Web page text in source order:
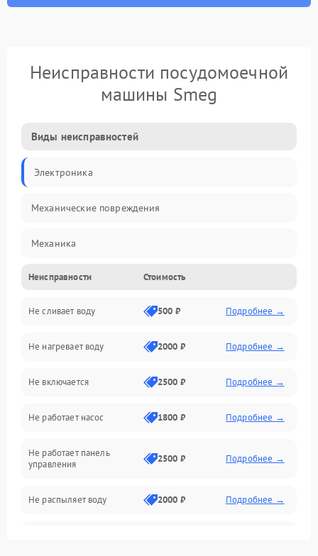
Неисправности посудомоечной
машины Smeg
Виды неисправностей
Электроника
Механические повреждения
Механика
Управление
Электропитание
Датчики
Нагрев
Вода
Гигиена
Программное обеспечение
Неисправности Стоимость
Не сливает воду 500 ₽ Подробнее →
Не нагревает воду 2000 ₽ Подробнее →
Не включается 2500 ₽ Подробнее →
Не работает насос 1800 ₽ Подробнее →
Не работает панель
управления
2500 ₽ Подробнее →
Не распыляет воду 2000 ₽ Подробнее →